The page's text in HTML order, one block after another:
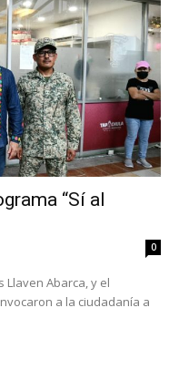
“Sí al
0
Llaven Abarca, y el
a la ciudadanía a